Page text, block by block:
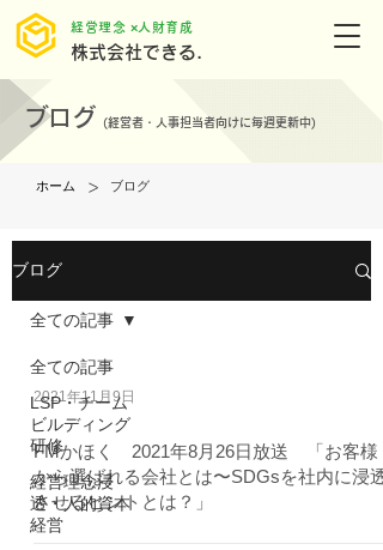
株式会社できる.
​経営理念 ×人財育成
ブログ (経営者・人事担当者向けに毎週更新中)
ホーム > ブログ
ブログ
全ての記事
LSP・チーム
ビルディング
研修
経営理念浸
透・人的資本
経営
全ての記事
2021年11月9日
FMかほく 2021年8月26日放送 「お客様
から選ばれる会社とは〜SDGsを社内に浸透
させるヒントとは？」